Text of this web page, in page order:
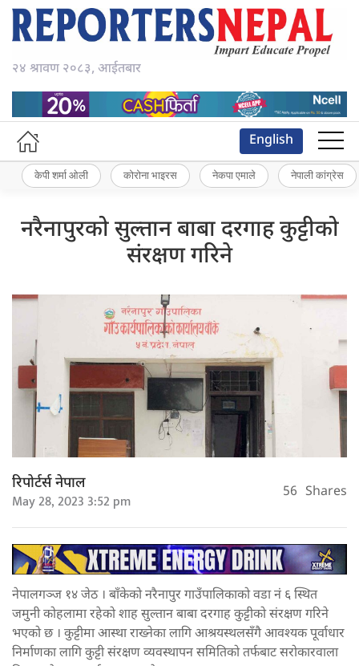
२४ श्रावण २०८३, आईतबार
English
केपी शर्मा ओली कोरोना भाइरस नेकपा एमाले नेपाली कांग्रेस
नरैनापुरको सुल्तान बाबा दरगाह कुट्टीको
संरक्षण गरिने
रिपोर्टर्स नेपाल
May 28, 2023 3:52 pm 56 Shares
नेपालगञ्ज १४ जेठ । बाँकेको नरैनापुर गाउँपालिकाको वडा नं ६ स्थित
जमुनी कोहलामा रहेको शाह सुल्तान बाबा दरगाह कुट्टीको संरक्षण गरिने
भएको छ । कुट्टीमा आस्था राख्नेका लागि आश्रयस्थलसँगै आवश्यक पूर्वाधार
निर्माणका लागि कुट्टी संरक्षण व्यवस्थापन समितिको तर्फबाट सरोकारवाला